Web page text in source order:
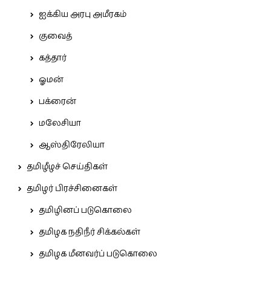
ஐக்கிய அரபு அமீரகம்
குவைத்
கத்தார்
ஓமன்
பக்ரைன்
மலேசியா
ஆஸ்திரேலியா
தமிழீழச் செய்திகள்
தமிழர் பிரச்சினைகள்
தமிழினப் படுகொலை
தமிழக நதிநீர் சிக்கல்கள்
தமிழக மீனவர்ப் படுகொலை